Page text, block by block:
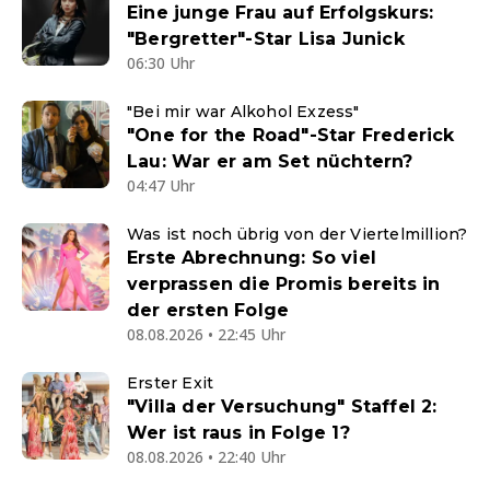
Eine junge Frau auf Erfolgskurs:
"Bergretter"-Star Lisa Junick
06:30 Uhr
"Bei mir war Alkohol Exzess"
"One for the Road"-Star Frederick
Lau: War er am Set nüchtern?
04:47 Uhr
Was ist noch übrig von der Viertelmillion?
Erste Abrechnung: So viel
verprassen die Promis bereits in
der ersten Folge
08.08.2026 • 22:45 Uhr
Erster Exit
"Villa der Versuchung" Staffel 2:
Wer ist raus in Folge 1?
08.08.2026 • 22:40 Uhr